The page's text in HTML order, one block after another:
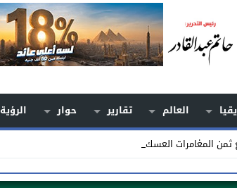
العالم تقارير حوار الرؤية
المغامرات العسكرية من لقمة _